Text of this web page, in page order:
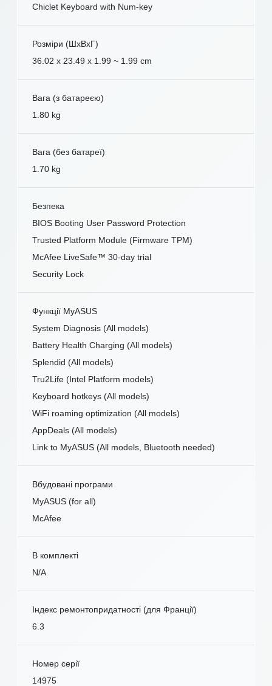
Chiclet Keyboard with Num-key
Розміри (ШxВxГ)
36.02 x 23.49 x 1.99 ~ 1.99 cm
Вага (з батареєю)
1.80 kg
Вага (без батареї)
1.70 kg
Безпека
BIOS Booting User Password Protection
Trusted Platform Module (Firmware TPM)
McAfee LiveSafe™ 30-day trial
Security Lock
Функції MyASUS
System Diagnosis (All models)
Battery Health Charging (All models)
Splendid (All models)
Tru2Life (Intel Platform models)
Keyboard hotkeys (All models)
WiFi roaming optimization (All models)
AppDeals (All models)
Link to MyASUS (All models, Bluetooth needed)
Вбудовані програми
MyASUS (for all)
McAfee
В комплекті
N/A
Індекс ремонтопридатності (для Франції)
6.3
Номер серії
14975